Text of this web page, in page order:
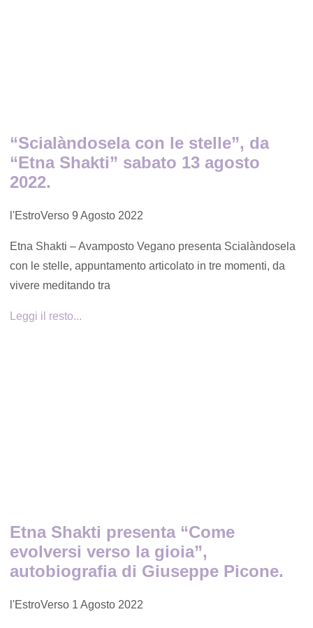
“Scialàndosela con le stelle”, da
“Etna Shakti” sabato 13 agosto
2022.
l'EstroVerso9 Agosto 2022
Etna Shakti – Avamposto Vegano presenta Scialàndosela
con le stelle, appuntamento articolato in tre momenti, da
vivere meditando tra
Leggi il resto...
Etna Shakti presenta “Come
evolversi verso la gioia”,
autobiografia di Giuseppe Picone.
l'EstroVerso 1 Agosto 2022